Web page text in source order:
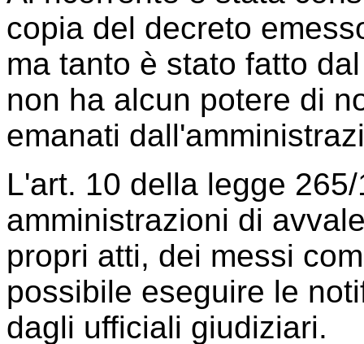
copia del decreto
ma tanto è stato fatto
non ha alcun potere di
emanati
L'art. 10 della legge
amministrazioni di
propri atti, dei messi
possibile eseguire le
dagli ufficiali giudiziari.